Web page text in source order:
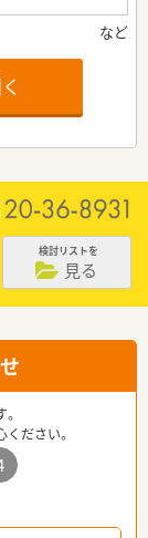
検討リストを
見る
ださい。